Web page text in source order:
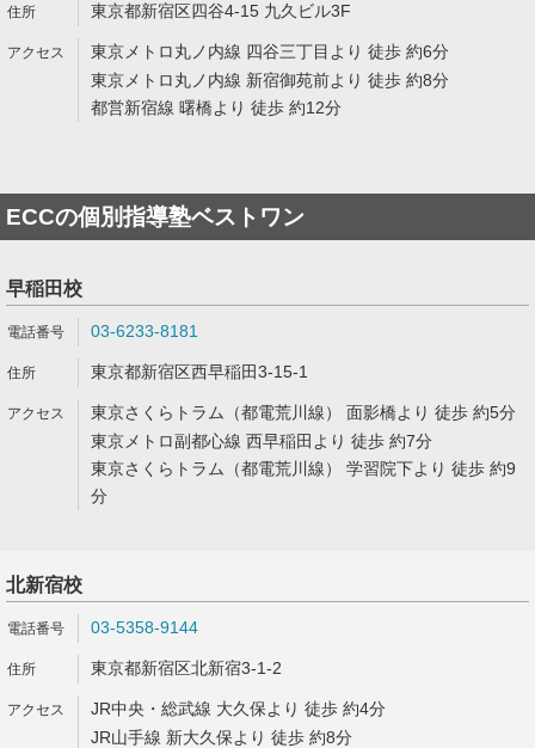
東京都新宿区四谷4-15 九久ビル3F
東京メトロ丸ノ内線 四谷三丁目より 徒歩 約6分
東京メトロ丸ノ内線 新宿御苑前より 徒歩 約8分
都営新宿線 曙橋より 徒歩 約12分
ECCの個別指導塾ベストワン
早稲田校
03-6233-8181
東京都新宿区西早稲田3-15-1
東京さくらトラム（都電荒川線） 面影橋より 徒歩 約5分
東京メトロ副都心線 西早稲田より 徒歩 約7分
東京さくらトラム（都電荒川線） 学習院下より 徒歩 約9
分
北新宿校
03-5358-9144
東京都新宿区北新宿3-1-2
JR中央・総武線 大久保より 徒歩 約4分
JR山手線 新大久保より 徒歩 約8分